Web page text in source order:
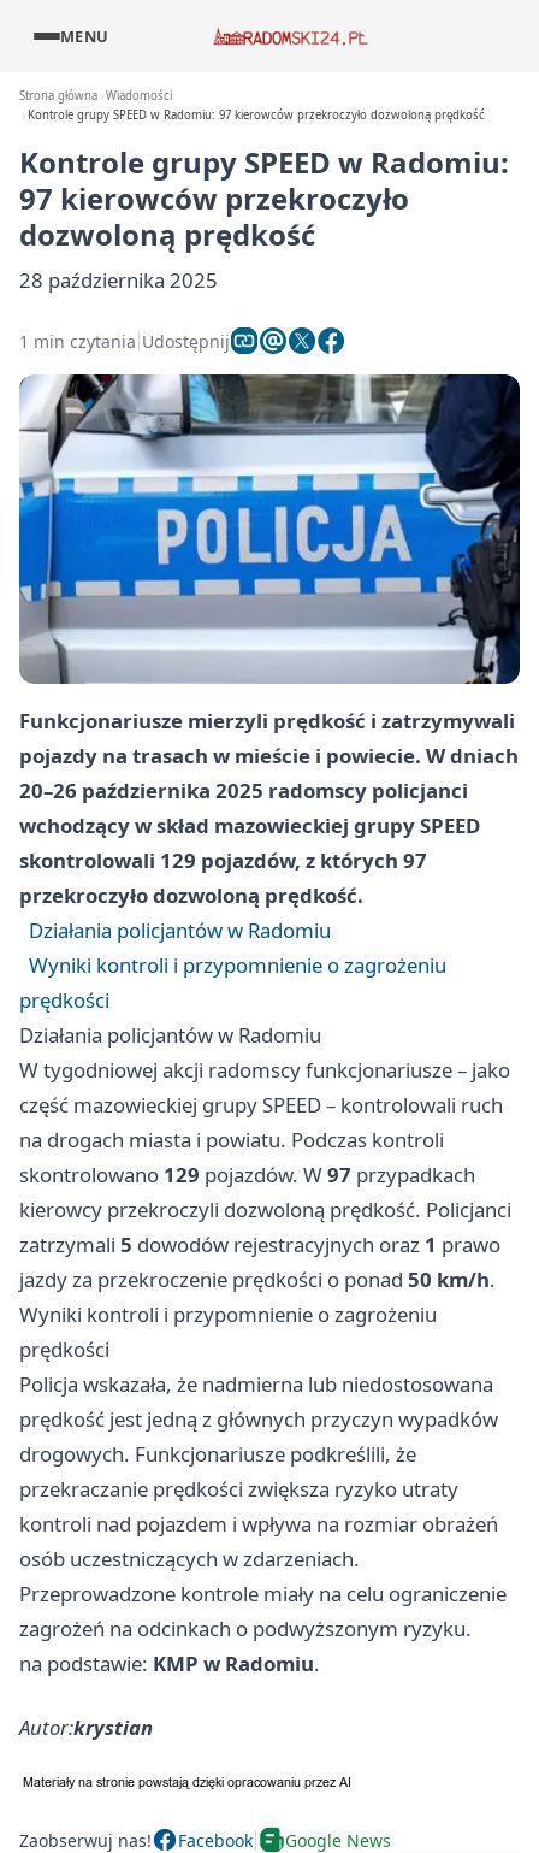
MENU
Strona główna Wiadomości
Kontrole grupy SPEED w Radomiu: 97 kierowców przekroczyło dozwoloną prędkość
Kontrole grupy SPEED w Radomiu:
97 kierowców przekroczyło
dozwoloną prędkość
28 października 2025
1 min czytania Udostępnij
Funkcjonariusze mierzyli prędkość i zatrzymywali
pojazdy na trasach w mieście i powiecie. W dniach
20–26 października 2025 radomscy policjanci
wchodzący w skład mazowieckiej grupy SPEED
skontrolowali 129 pojazdów, z których 97
przekroczyło dozwoloną prędkość.
Działania policjantów w Radomiu
Wyniki kontroli i przypomnienie o zagrożeniu
prędkości
Działania policjantów w Radomiu
W tygodniowej akcji radomscy funkcjonariusze – jako
część mazowieckiej grupy SPEED – kontrolowali ruch
na drogach miasta i powiatu. Podczas kontroli
skontrolowano 129 pojazdów. W97 przypadkach
kierowcy przekroczyli dozwoloną prędkość. Policjanci
zatrzymali 5 dowodów rejestracyjnych oraz 1 prawo
jazdy za przekroczenie prędkości o ponad 50 km/h.
Wyniki kontroli i przypomnienie o zagrożeniu
prędkości
Policja wskazała, że nadmierna lub niedostosowana
prędkość jest jedną z głównych przyczyn wypadków
drogowych. Funkcjonariusze podkreślili, że
przekraczanie prędkości zwiększa ryzyko utraty
kontroli nad pojazdem i wpływa na rozmiar obrażeń
osób uczestniczących w zdarzeniach.
Przeprowadzone kontrole miały na celu ograniczenie
zagrożeń na odcinkach o podwyższonym ryzyku.
na podstawie: KMP w Radomiu.
Autor:krystian
Zaobserwuj nas! Facebook Google News